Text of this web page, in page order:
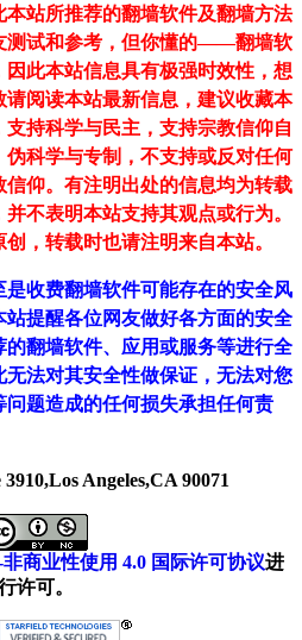
本站所推荐的翻墙软件及翻墙方法
测试和参考，但你懂的——翻墙软
此本站信息具有极强时效性，想
阅读本站最新信息，建议收藏本
持科学与民主，支持宗教信仰自
科学与专制，不支持或反对任何
仰。有注明出处的信息均为转载
不表明本站支持其观点或行为。
，转载时也请注明来自本站。
收费翻墙软件可能存在的安全风
提醒各位网友做好各方面的安全
的翻墙软件、应用或服务等进行全
法对其安全性做保证，无法对您
问题造成的任何损失承担任何责
Angeles,CA 90071
商业性使用 4.0 国际许可协议进
许可。